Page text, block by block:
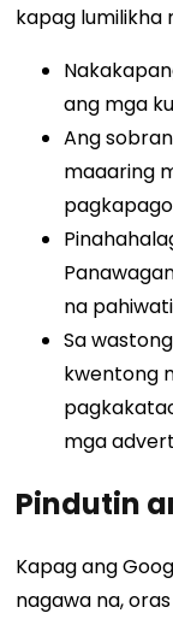
kapag lumilikha
ang mga
Ang
maaaring
na
Sa
kwentong
mga
Pindutin
Kapag ang
nagawa na,